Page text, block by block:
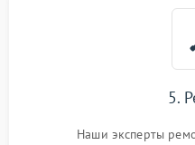
5.
Наши эксперты